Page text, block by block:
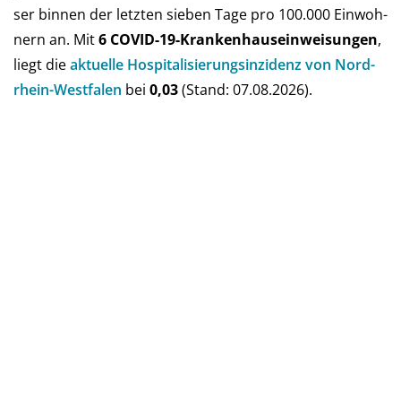
ser bin­nen der letz­ten sie­ben Tage pro 100.000 Ein­woh­
nern an. Mit6 COVID-19-Kranken­haus­ein­weisun­gen,
liegt dieaktu­elle Hos­pi­ta­li­sie­rungs­in­zi­denz von Nord­
rhein-West­falen bei 0,03(Stand: 07.08.2026).